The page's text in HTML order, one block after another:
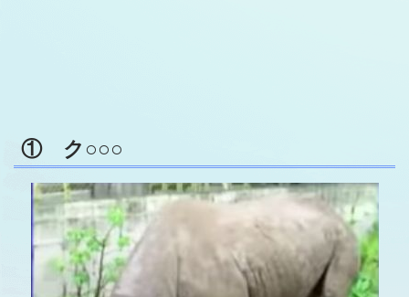
① ク○○○